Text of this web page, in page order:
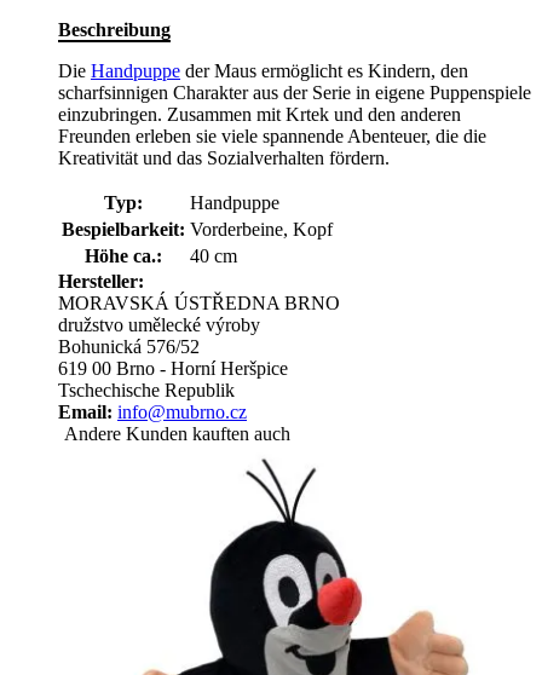
Beschreibung
Die Handpuppe der Maus ermöglicht es Kindern, den
scharfsinnigen Charakter aus der Serie in eigene Puppenspiele
einzubringen. Zusammen mit Krtek und den anderen
Freunden erleben sie viele spannende Abenteuer, die die
Kreativität und das Sozialverhalten fördern.
Typ:
Handpuppe
Bespielbarkeit: Vorderbeine, Kopf
Höhe ca.:
40 cm
Hersteller:
MORAVSKÁ ÚSTŘEDNA BRNO
družstvo umělecké výroby
Bohunická 576/52
619 00 Brno - Horní Heršpice
Tschechische Republik
Email: info@mubrno.cz
Andere Kunden kauften auch